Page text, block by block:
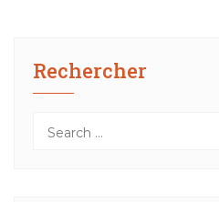
Rechercher